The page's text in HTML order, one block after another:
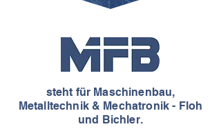
steht für Maschinenbau,
Metalltechnik & Mechatronik - Floh
und Bichler.